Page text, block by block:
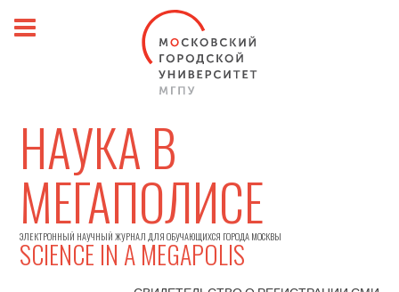
НАУКА В
МЕГАПОЛИСЕ
ЭЛЕКТРОННЫЙ НАУЧНЫЙ ЖУРНАЛ ДЛЯ ОБУЧАЮЩИХСЯ ГОРОДА МОСКВЫ
SCIENCE IN A MEGAPOLIS